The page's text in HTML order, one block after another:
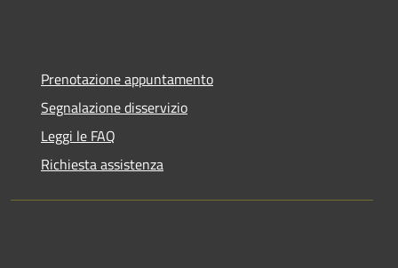
Prenotazione appuntamento
Segnalazione disservizio
Leggi le FAQ
Richiesta assistenza